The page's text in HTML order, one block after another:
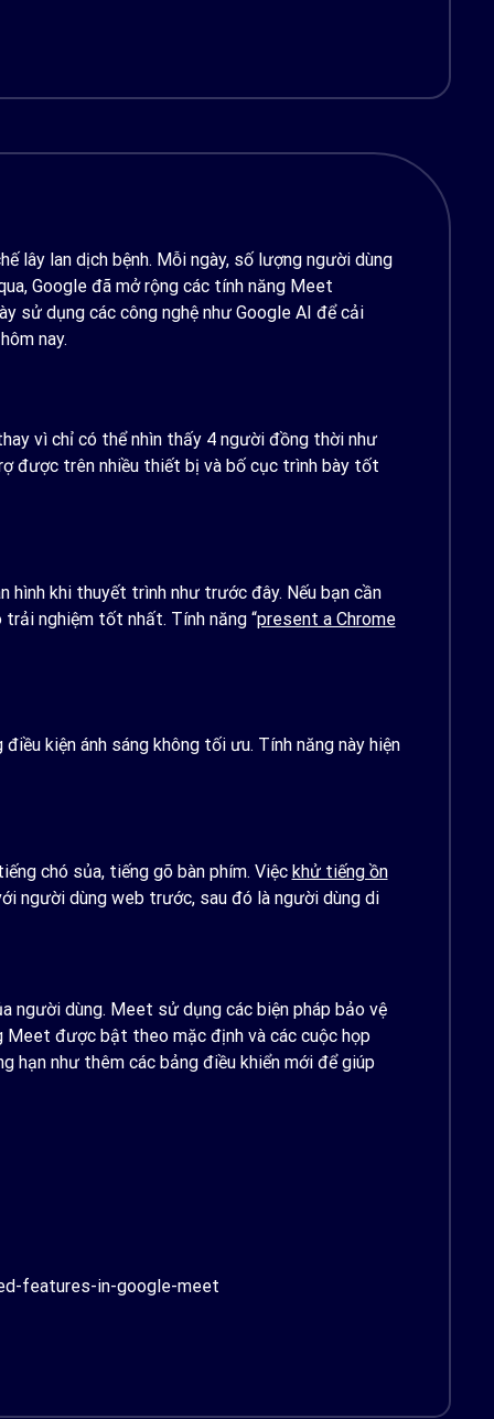
lây lan dịch bệnh. Mỗi ngày, số lượng người dùng
Google đã mở rộng các tính năng Meet
sử dụng các công nghệ như Google AI để cải
nay.
vì chỉ có thể nhìn thấy 4 người đồng thời như
được trên nhiều thiết bị và bố cục trình bày tốt
hình khi thuyết trình như trước đây. Nếu bạn cần
nghiệm tốt nhất. Tính năng “present a Chrome
kiện ánh sáng không tối ưu. Tính năng này hiện
chó sủa, tiếng gõ bàn phím. Việc khử tiếng ồn
người dùng web trước, sau đó là người dùng di
người dùng. Meet sử dụng các biện pháp bảo vệ
Meet được bật theo mặc định và các cuộc họp
hạn như thêm các bảng điều khiển mới để giúp
features-in-google-meet